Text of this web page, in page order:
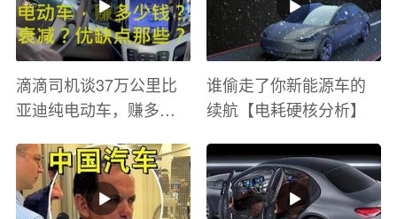
滴滴司机谈37万公里比
亚迪纯电动车，赚多少
有哪些？
谁偷走了你新能源车的
续航【电耗硬核分析】